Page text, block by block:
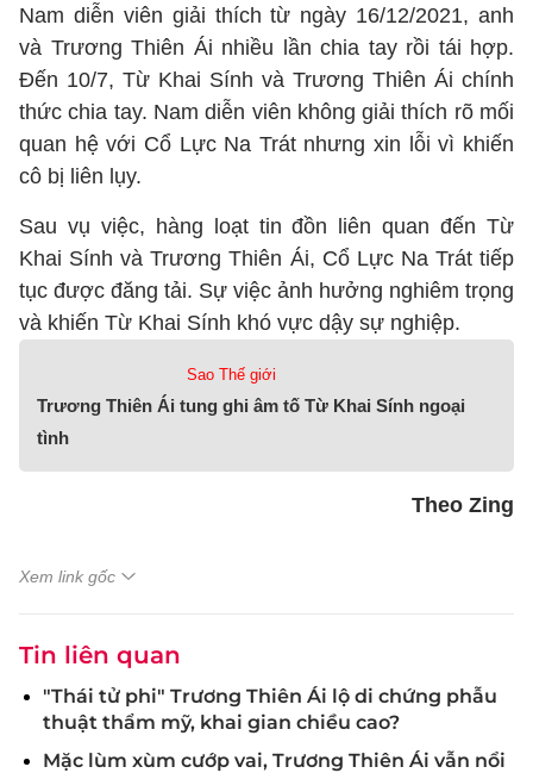
Nam diễn viên giải thích từ ngày 16/12/2021, anh
và Trương Thiên Ái nhiều lần chia tay rồi tái hợp.
Đến 10/7, Từ Khai Sính và Trương Thiên Ái chính
thức chia tay. Nam diễn viên không giải thích rõ mối
quan hệ với Cổ Lực Na Trát nhưng xin lỗi vì khiến
cô bị liên lụy.
Sau vụ việc, hàng loạt tin đồn liên quan đến Từ
Khai Sính và Trương Thiên Ái, Cổ Lực Na Trát tiếp
tục được đăng tải. Sự việc ảnh hưởng nghiêm trọng
và khiến Từ Khai Sính khó vực dậy sự nghiệp.
Sao Thế giới
Trương Thiên Ái tung ghi âm tố Từ Khai Sính ngoại
tình
Theo Zing
Xem link gốc
Tin liên quan
"Thái tử phi" Trương Thiên Ái lộ di chứng phẫu
thuật thẩm mỹ, khai gian chiều cao?
Mặc lùm xùm cướp vai, Trương Thiên Ái vẫn nổi